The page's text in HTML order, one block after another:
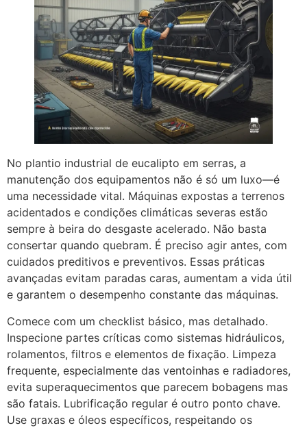
No plantio industrial de eucalipto em serras, a
manutenção dos equipamentos não é só um luxo—é
uma necessidade vital. Máquinas expostas a terrenos
acidentados e condições climáticas severas estão
sempre à beira do desgaste acelerado. Não basta
consertar quando quebram. É preciso agir antes, com
cuidados preditivos e preventivos. Essas práticas
avançadas evitam paradas caras, aumentam a vida útil
e garantem o desempenho constante das máquinas.
Comece com um checklist básico, mas detalhado.
Inspecione partes críticas como sistemas hidráulicos,
rolamentos, filtros e elementos de fixação. Limpeza
frequente, especialmente das ventoinhas e radiadores,
evita superaquecimentos que parecem bobagens mas
são fatais. Lubrificação regular é outro ponto chave.
Use graxas e óleos específicos, respeitando os